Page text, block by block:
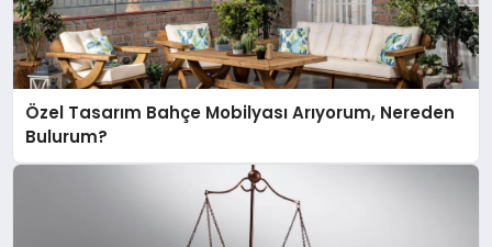
Özel Tasarım Bahçe Mobilyası Arıyorum, Nereden
Bulurum?